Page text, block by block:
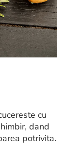
cu
dand
potrivita.